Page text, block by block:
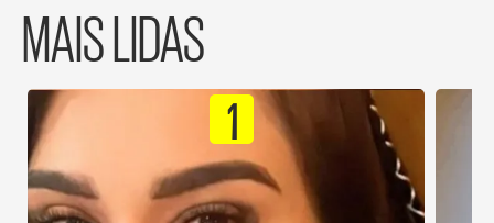
MAIS LIDAS
1